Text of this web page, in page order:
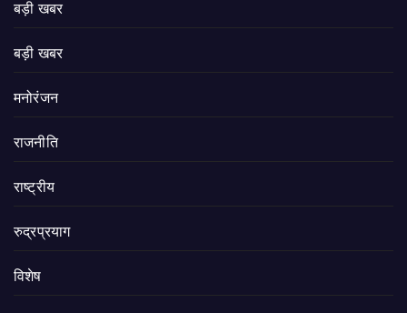
बड़ी खबर
बड़ी खबर
मनोरंजन
राजनीति
राष्ट्रीय
रुद्रप्रयाग
विशेष